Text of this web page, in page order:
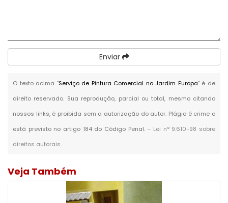
Enviar
O texto acima "Serviço de Pintura Comercial no Jardim Europa" é de
direito reservado. Sua reprodução, parcial ou total, mesmo citando
nossos links, é proibida sem a autorização do autor. Plágio é crime e
está previsto no artigo 184 do Código Penal. – Lei n° 9.610-98 sobre
direitos autorais.
Veja Também